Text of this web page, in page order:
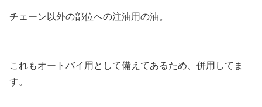
チェーン以外の部位への注油用の油。
これもオートバイ用として備えてあるため、併用してま
す。